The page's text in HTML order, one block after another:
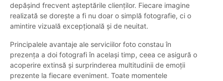
depășind frecvent așteptările clienților. Fiecare imagine
realizată se dorește a fi nu doar o simplă fotografie, ci o
amintire vizuală excepțională și de neuitat.
Principalele avantaje ale serviciilor foto constau în
prezența a doi fotografi în același timp, ceea ce asigură o
acoperire extinsă și surprinderea multitudinii de emoții
prezente la fiecare eveniment. Toate momentele